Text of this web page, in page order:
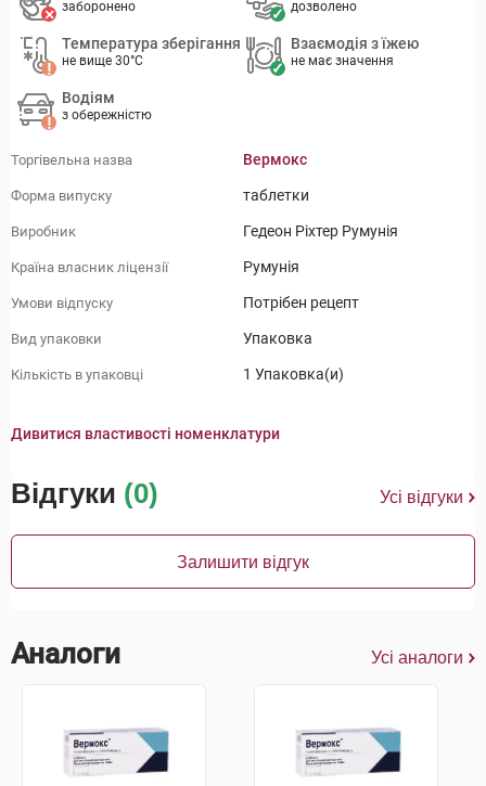
заборонено дозволено
Температура зберігання
не вище 30°C
Взаємодія з їжею
не має значення
Водіям
з обережністю
Торгівельна назва Вермокс
Форма випуску таблетки
Виробник Гедеон Ріхтер Румунія
Країна власник ліцензії Румунія
Умови відпуску Потрібен рецепт
Вид упаковки Упаковка
Кількість в упаковці 1 Упаковка(и)
Дивитися властивості номенклатури
Відгуки (0) Усі відгуки
Залишити відгук
Аналоги Усі аналоги